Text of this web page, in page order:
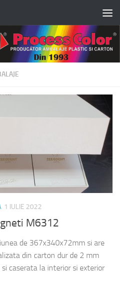
1 IULIE 2022
M6312
de 367x340x72mm si are
din carton dur de 2 mm
caserata la interior si exterior